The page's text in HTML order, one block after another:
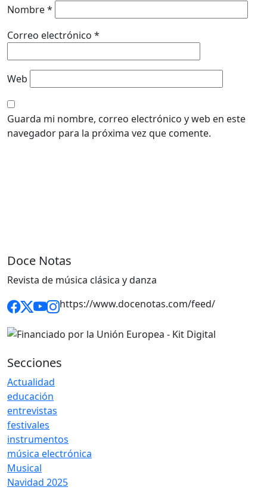
Nombre*
Correo electrónico *
Web
Guarda mi nombre, correo electrónico y web en este
navegador para la próxima vez que comente.
Doce Notas
Revista de música clásica y danza
https://www.docenotas.com/feed/
Secciones
Actualidad
educación
entrevistas
festivales
instrumentos
música electrónica
Musical
Navidad 2025